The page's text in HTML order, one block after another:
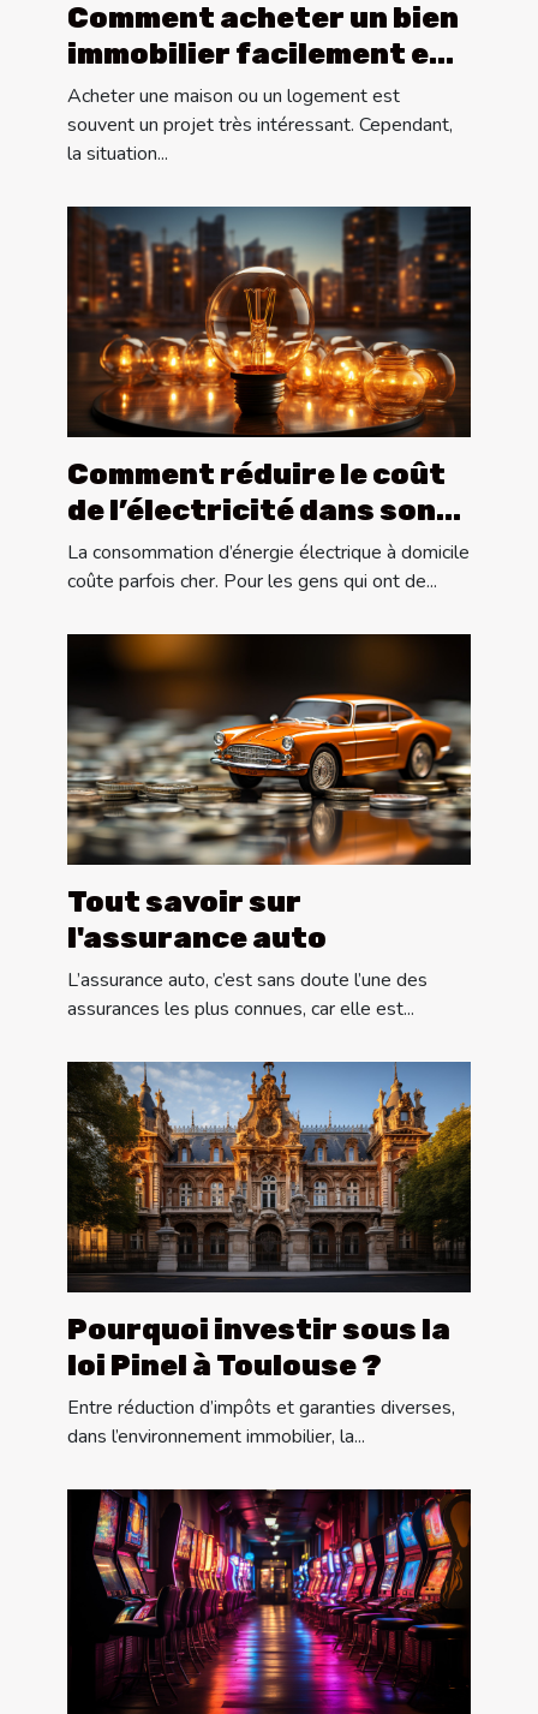
Comment acheter un bien
immobilier facilement en
2020 ?
Acheter une maison ou un logement est
souvent un projet très intéressant. Cependant,
la situation...
Comment réduire le coût
de l’électricité dans son
appartement ?
La consommation d’énergie électrique à domicile
coûte parfois cher. Pour les gens qui ont de...
Tout savoir sur
l'assurance auto
L’assurance auto, c’est sans doute l’une des
assurances les plus connues, car elle est...
Pourquoi investir sous la
loi Pinel à Toulouse ?
Entre réduction d’impôts et garanties diverses,
dans l’environnement immobilier, la...